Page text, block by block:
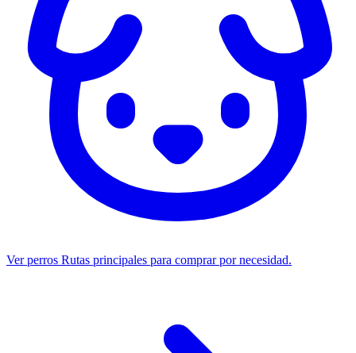
Ver perros Rutas principales para comprar por necesidad.